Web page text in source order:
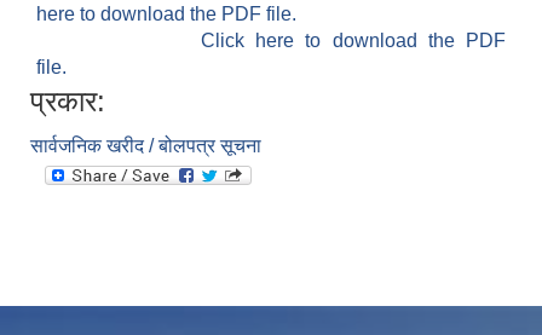
here to download the PDF file.
Click here to download the PDF
file.
प्रकार:
सार्वजनिक खरीद / बोलपत्र सूचना